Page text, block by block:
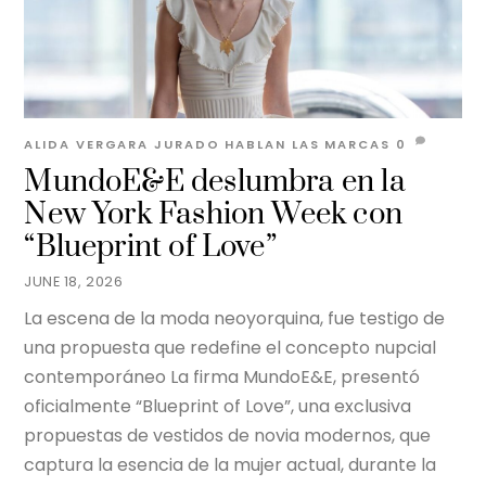
JUNE 18, 2026
MundoE&E deslumbra en la
New York Fashion Week con
“Blueprint of Love”
ALIDA VERGARA JURADO HABLAN LAS MARCAS 0
La escena de la moda neoyorquina, fue testigo de
una propuesta que redefine el concepto nupcial
contemporáneo La firma MundoE&E, presentó
oficialmente “Blueprint of Love”, una exclusiva
propuestas de vestidos de novia modernos, que
captura la esencia de la mujer actual, durante la